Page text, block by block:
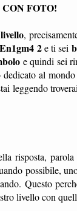
FOTO!
,
2e ti sei
e quindi sei
al
leggendo
risposta,
possibile,
Questo
livello con